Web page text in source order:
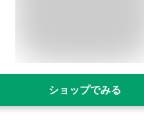
ショップでみる